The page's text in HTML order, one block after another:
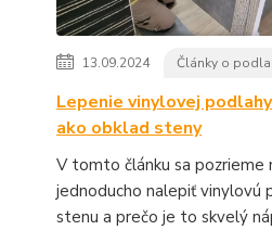
13.09.2024 Články o
Lepenie vinylovej
ako obklad steny
V tomto článku sa pozrieme
jednoducho nalepiť vinylovú
stenu a prečo je to skvelý